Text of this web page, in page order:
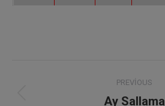
navigation
PREVIOUS
Previous
Ay Sallama